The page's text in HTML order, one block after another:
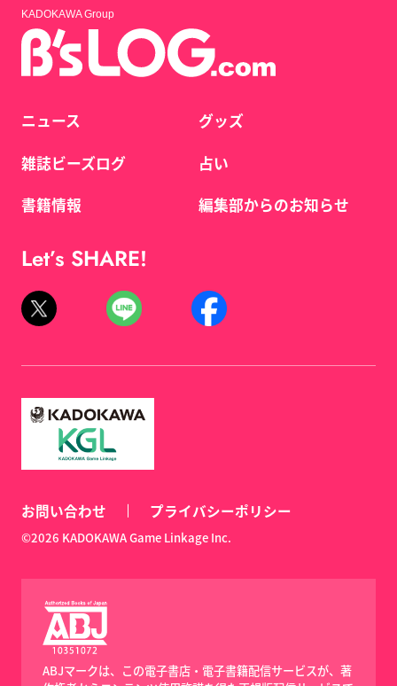
KADOKAWA Group
ニュース
雑誌ビーズログ
書籍情報
グッズ
占い
編集部からのお知らせ
Let’s SHARE!
お問い合わせ プライバシーポリシー
©2026 KADOKAWA Game Linkage Inc.
ABJマークは、この電子書店・電子書籍配信サービスが、著